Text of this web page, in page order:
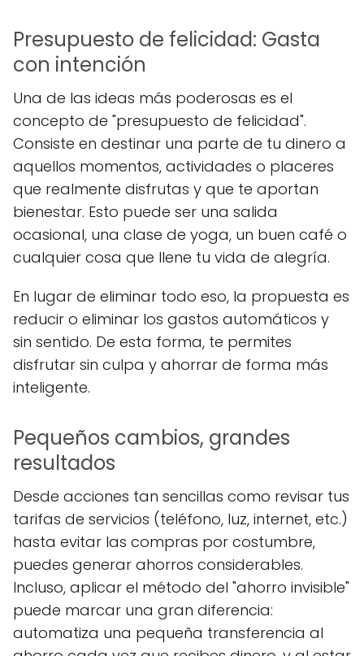
Presupuesto de felicidad: Gasta
con intención
Una de las ideas más poderosas es el
concepto de "presupuesto de felicidad".
Consiste en destinar una parte de tu dinero a
aquellos momentos, actividades o placeres
que realmente disfrutas y que te aportan
bienestar. Esto puede ser una salida
ocasional, una clase de yoga, un buen café o
cualquier cosa que llene tu vida de alegría.
En lugar de eliminar todo eso, la propuesta es
reducir o eliminar los gastos automáticos y
sin sentido. De esta forma, te permites
disfrutar sin culpa y ahorrar de forma más
inteligente.
Pequeños cambios, grandes
resultados
Desde acciones tan sencillas como revisar tus
tarifas de servicios (teléfono, luz, internet, etc.)
hasta evitar las compras por costumbre,
puedes generar ahorros considerables.
Incluso, aplicar el método del "ahorro invisible"
puede marcar una gran diferencia:
automatiza una pequeña transferencia al